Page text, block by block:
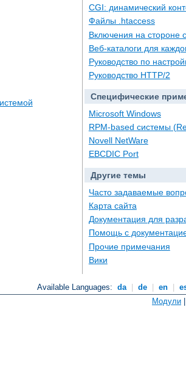
CGI: динамический
Файлы .htaccess
Включения на стороне
Веб-каталоги для
Руководство по
Руководство HTTP/2
Специфические
Microsoft Windows
RPM-based системы
Novell NetWare
EBCDIC Port
Другие темы
Часто задаваемые
Карта сайта
Документация для
Помощь с
Прочие примечания
Вики
Available Languages: da de en
Модули |